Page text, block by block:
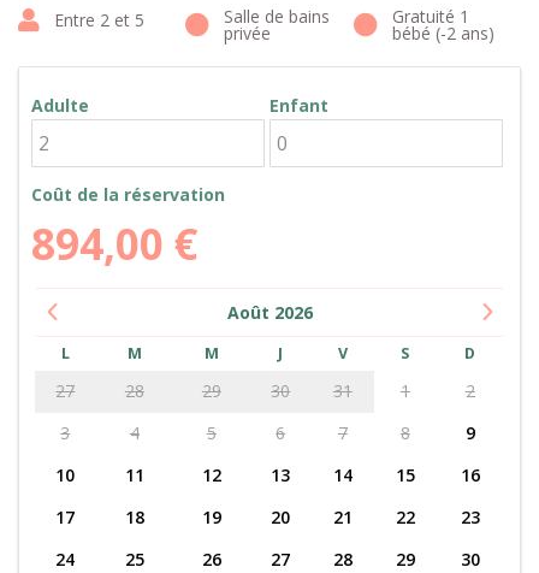
Entre 2 et 5
Salle de bains
privée
Gratuité 1
bébé (-2 ans)
Adulte Enfant
Coût de la réservation
894,00 €
Août 2026
L M M J V S D
27 28 29 30 31 1
2
3
4 5 6 7 8
9
10
11 12 13 14 15
16
17
18 19 20 21 22
23
24
25 26 27 28 29
30